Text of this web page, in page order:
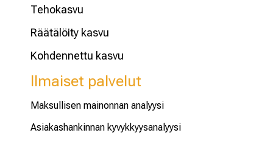
Tehokasvu
Räätälöity kasvu
Kohdennettu kasvu
Ilmaiset palvelut
Maksullisen mainonnan analyysi
Asiakashankinnan kyvykkyysanalyysi